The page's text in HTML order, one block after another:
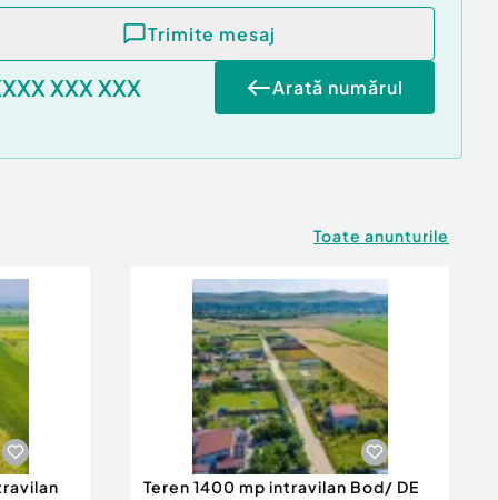
Trimite mesaj
XXX XXX Arată numărul
Toate anunturile
Teren 1400 mp intravilan Bod/ DE